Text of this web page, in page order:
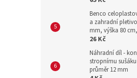
Benco
a zahradní
mm, výška 80
26 Kč
Náhradní díl -
stropnímu
průměr 12 mm